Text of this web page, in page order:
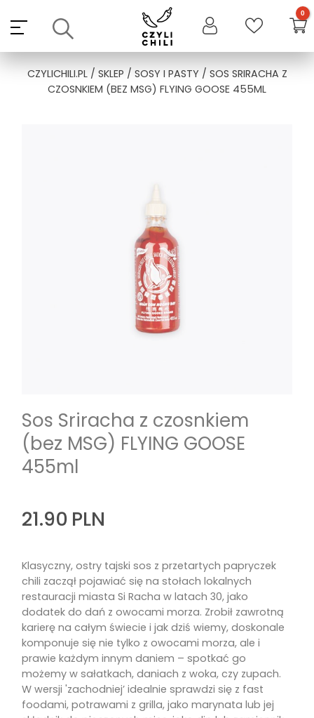
content
CZYLICHILI.PL/ SKLEP / SOSY I PASTY/ SOS SRIRACHA Z
CZOSNKIEM (BEZ MSG) FLYING GOOSE 455ML
Sos Sriracha z czosnkiem
(bez MSG) FLYING GOOSE
455ml
21.90 PLN
Klasyczny, ostry tajski sos z przetartych papryczek
chili zaczął pojawiać się na stołach lokalnych
restauracji miasta Si Racha w latach 30, jako
dodatek do dań z owocami morza. Zrobił zawrotną
karierę na całym świecie i jak dziś wiemy, doskonale
komponuje się nie tylko z owocami morza, ale i
prawie każdym innym daniem – spotkać go
możemy w sałatkach, daniach z woka, czy zupach.
W wersji 'zachodniej’ idealnie sprawdzi się z fast
foodami, potrawami z grilla, jako marynata lub jej